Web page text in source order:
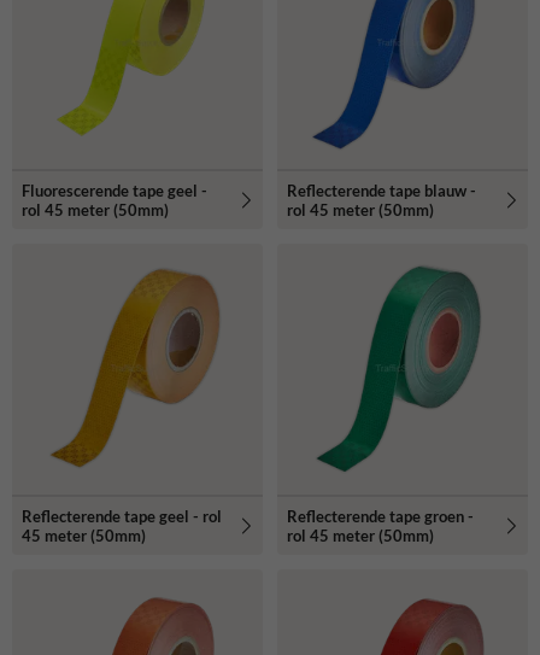
Fluorescerende tape geel -
rol 45 meter (50mm)
Reflecterende tape blauw -
rol 45 meter (50mm)
Reflecterende tape geel - rol
45 meter (50mm)
Reflecterende tape groen -
rol 45 meter (50mm)